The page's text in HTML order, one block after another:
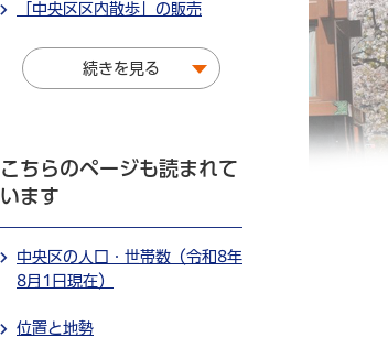
「中央区区内散歩」の販売
続きを見る
こちらのページも読まれて
います
中央区の人口・世帯数（令和8年
8月1日現在）
位置と地勢